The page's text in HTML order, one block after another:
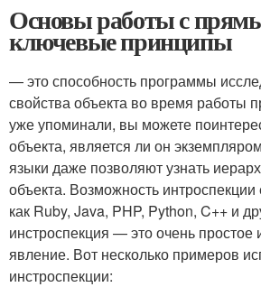
Основы работы с
ключевые принципы
— это способность программы
свойства объекта во время работы
уже упоминали, вы можете
объекта, является ли он
языки даже позволяют узнать
объекта. Возможность интроспекции
как Ruby, Java, PHP, Python, C++ и
инстроспекция — это очень
явление. Вот несколько примеров
инстроспекции: